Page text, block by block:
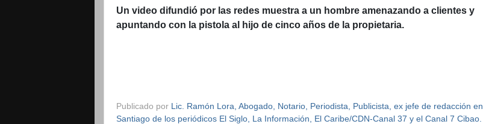
Un video difundió por las redes muestra a un hombre amenazando a clientes y
apuntando con la pistola al hijo de cinco años de la propietaria.
Publicado por Lic. Ramón Lora, Abogado, Notario, Periodista, Publicista, ex jefe de redacción en
Santiago de los periódicos El Siglo, La Información, El Caribe/CDN-Canal 37 y el Canal 7 Cibao.